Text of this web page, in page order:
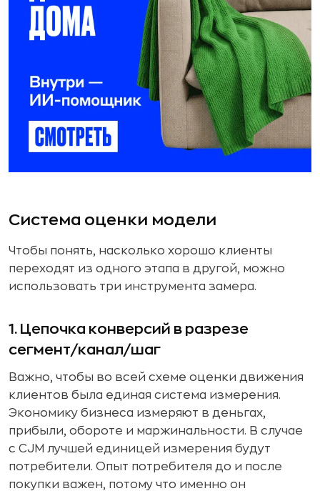
Система оценки модели
Чтобы понять, насколько хорошо клиенты
переходят из одного этапа в другой, можно
использовать три инструмента замера.
1. Цепочка конверсий в разрезе
сегмент/канал/шаг
Важно, чтобы во всей схеме оценки движения
клиентов была единая система измерения.
Экономику бизнеса измеряют в деньгах,
прибыли, обороте и маржинальности. В случае
с CJM лучшей единицей измерения будут
потребители. Опыт потребителя до и после
покупки важен, потому что именно он